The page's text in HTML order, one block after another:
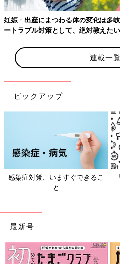
妊娠・出産にまつわる体の変化は多
ートラブル対策として、絶対教えた
連載一
ピックアップ
感染症対策、いますぐできるこ
と
最新号